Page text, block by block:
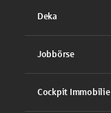
Deka
Jobbörse
Cockpit Immobilie